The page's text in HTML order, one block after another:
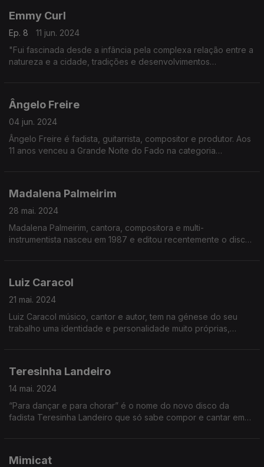
Emmy Curl
Ep. 8
11 jun. 2024
"Fui fascinada desde a infância pela complexa relação entre a
natureza e a cidade, tradições e desenvolvimentos
Ângelo Freire
04 jun. 2024
Ângelo Freire é fadista, guitarrista, compositor e produtor. Aos
11 anos venceu a Grande Noite do Fado na categoria
Madalena Palmeirim
28 mai. 2024
Madalena Palmeirim, cantora, compositora e multi-
instrumentista nasceu em 1987 e editou recentemente o disco
Luiz Caracol
21 mai. 2024
Luiz Caracol músico, cantor e autor, tem na génese do seu
trabalho uma identidade e personalidade muito próprias,
Teresinha Landeiro
14 mai. 2024
“Para dançar e para chorar” é o nome do novo disco da
fadista Teresinha Landeiro que só sabe compor e cantar em
Mimicat